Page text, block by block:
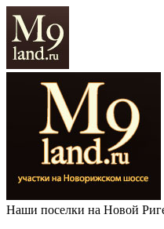
Наши поселки на Новой